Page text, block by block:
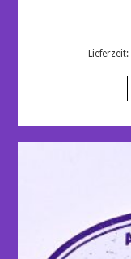
Lieferzeit: